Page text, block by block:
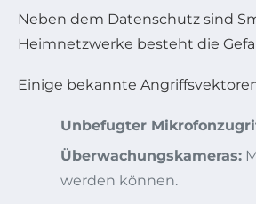
Neben dem Datenschutz sind
Heimnetzwerke besteht die
Einige bekannte
Unbefugter
Überwachungskameras:
werden können.